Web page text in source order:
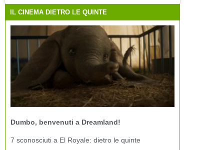
IL CINEMA DIETRO LE QUINTE
Dumbo, benvenuti a Dreamland!
7 sconosciuti a El Royale: dietro le quinte